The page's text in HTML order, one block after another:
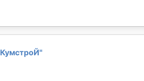
"